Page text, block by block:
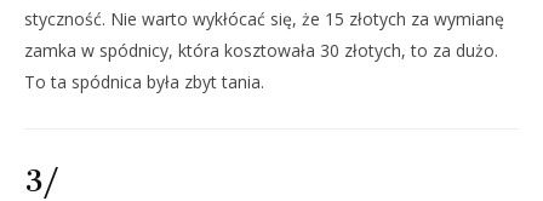
styczność. Nie warto wykłócać się, że 15 złotych za wymianę
zamka w spódnicy, która kosztowała 30 złotych, to za dużo.
To ta spódnica była zbyt tania.
3/